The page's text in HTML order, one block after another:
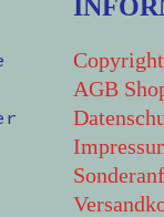
Copyright
AGB